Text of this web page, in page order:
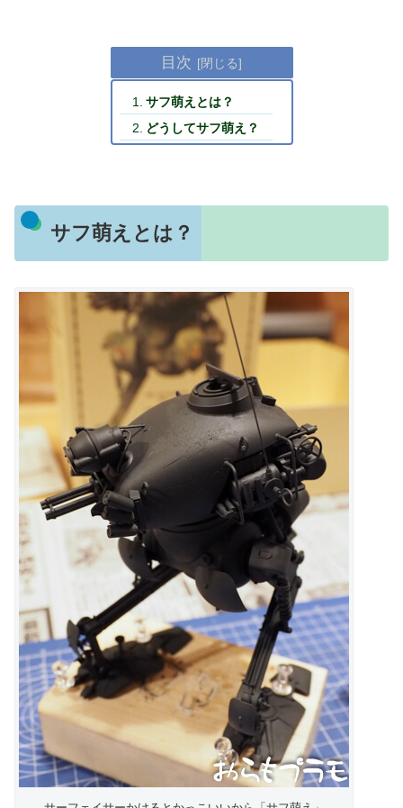
目次
サフ萌えとは？
どうしてサフ萌え？
サフ萌えとは？